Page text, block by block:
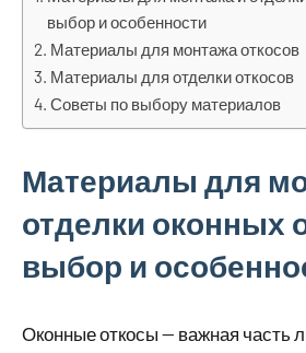
выбор и особенности
Материалы для монтажа откосов
Материалы для отделки откосов
Советы по выбору материалов
Материалы для
отделки оконных
выбор и
Оконные откосы — важная часть